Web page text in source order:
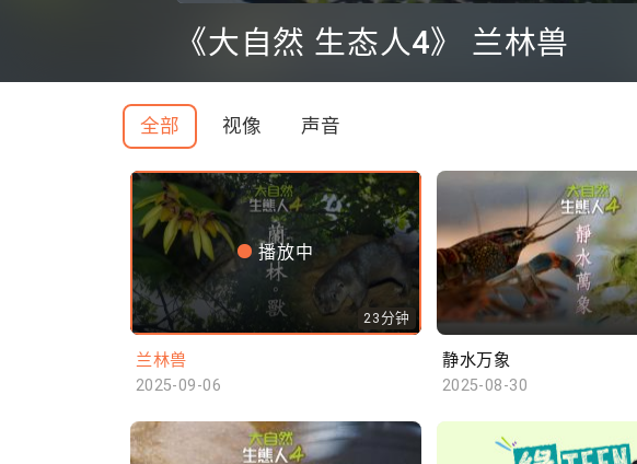
seconds
secondsVolume
《大自然 生态人4》 兰林兽
全部 视像 声音
播放中
23分钟
兰林兽
2025-09-06
静水万象
2025-08-30